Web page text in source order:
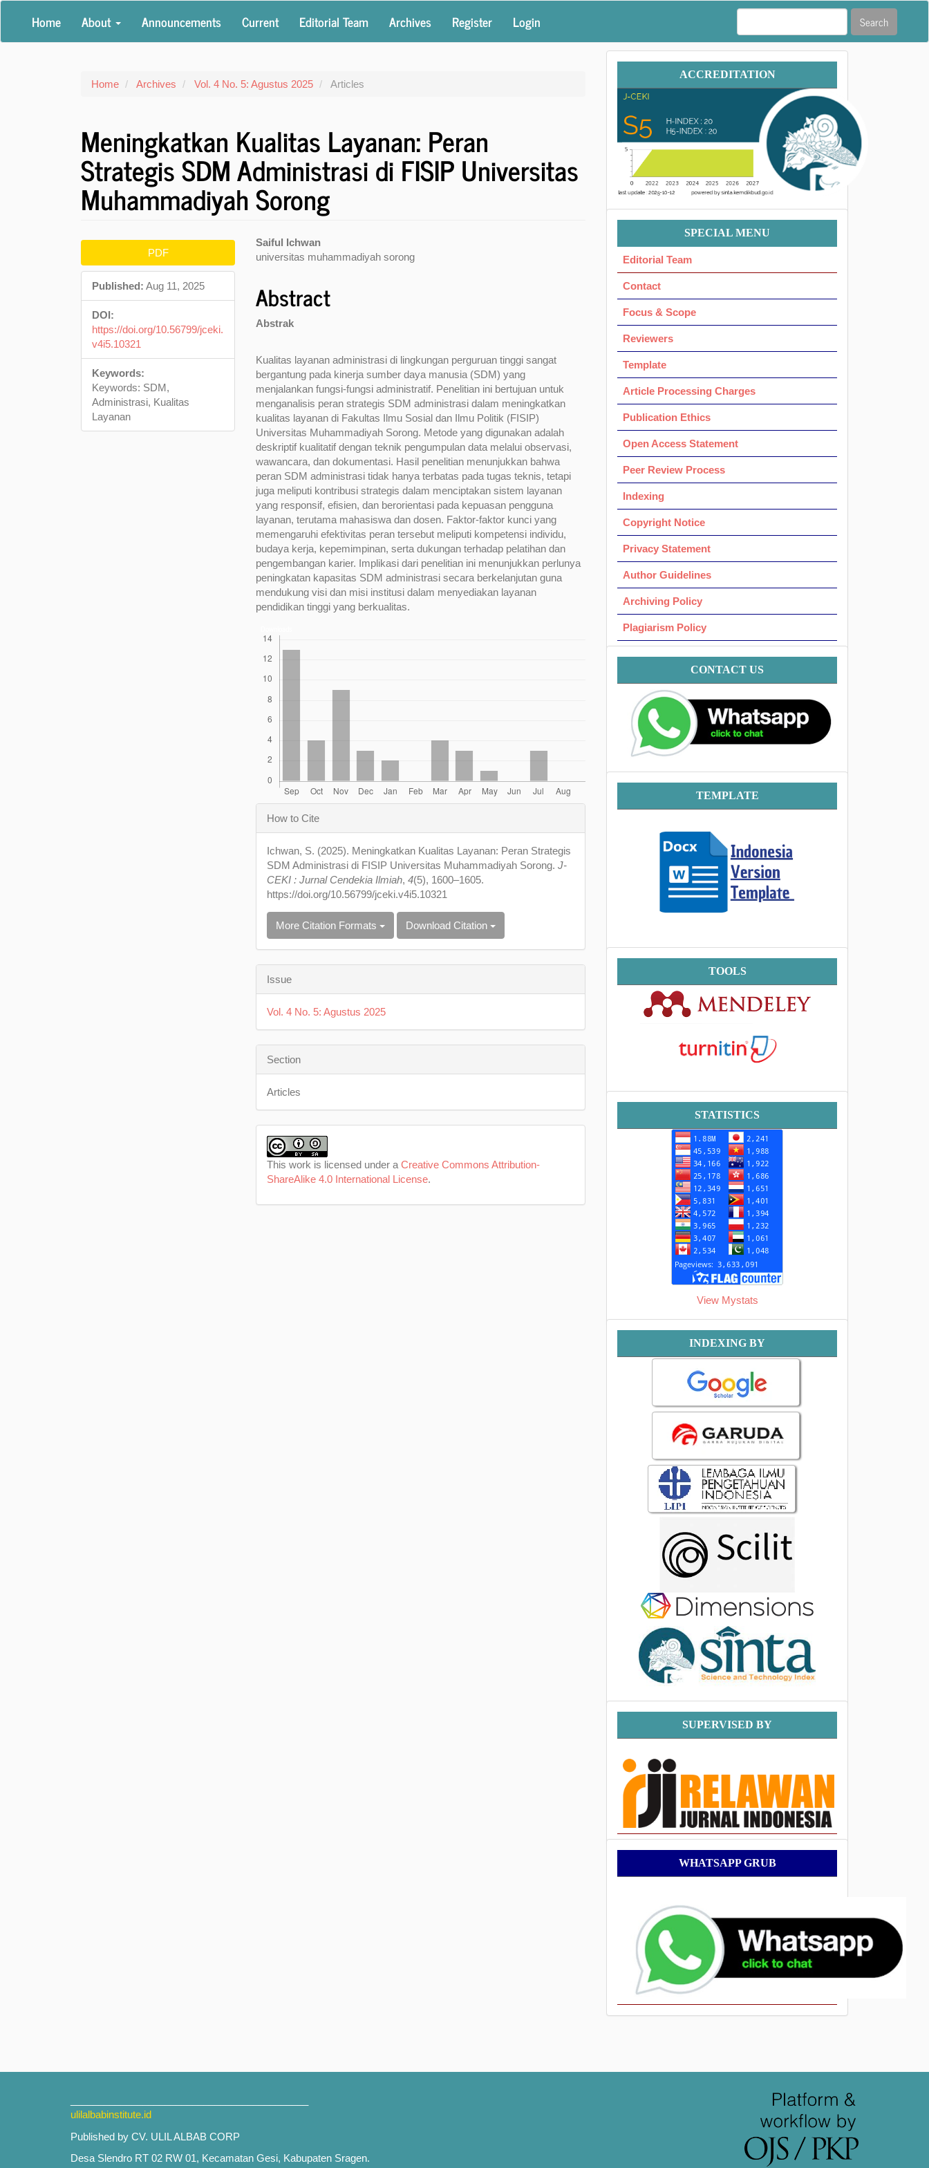
Navigation
Home About Announcements Current Editorial Team Archives Register Login Search
Home Archives Vol. 4 No. 5: Agustus 2025 Articles
Meningkatkan Kualitas Layanan: Peran
Strategis SDM Administrasi di FISIP Universitas
Muhammadiyah Sorong
Article
Sidebar PDF
Published: Aug 11, 2025
DOI:
https://doi.org/10.56799/jceki.
v4i5.10321
Keywords:
Keywords: SDM,
Administrasi, Kualitas
Layanan
Main
Article
Content
Saiful Ichwan
universitas muhammadiyah sorong
Abstract
Abstrak
Kualitas layanan administrasi di lingkungan perguruan tinggi sangat
bergantung pada kinerja sumber daya manusia (SDM) yang
menjalankan fungsi-fungsi administratif. Penelitian ini bertujuan untuk
menganalisis peran strategis SDM administrasi dalam meningkatkan
kualitas layanan di Fakultas Ilmu Sosial dan Ilmu Politik (FISIP)
Universitas Muhammadiyah Sorong. Metode yang digunakan adalah
deskriptif kualitatif dengan teknik pengumpulan data melalui observasi,
wawancara, dan dokumentasi. Hasil penelitian menunjukkan bahwa
peran SDM administrasi tidak hanya terbatas pada tugas teknis, tetapi
juga meliputi kontribusi strategis dalam menciptakan sistem layanan
yang responsif, efisien, dan berorientasi pada kepuasan pengguna
layanan, terutama mahasiswa dan dosen. Faktor-faktor kunci yang
memengaruhi efektivitas peran tersebut meliputi kompetensi individu,
budaya kerja, kepemimpinan, serta dukungan terhadap pelatihan dan
pengembangan karier. Implikasi dari penelitian ini menunjukkan perlunya
peningkatan kapasitas SDM administrasi secara berkelanjutan guna
mendukung visi dan misi institusi dalam menyediakan layanan
pendidikan tinggi yang berkualitas.
Article
Details
How to Cite
Ichwan, S. (2025). Meningkatkan Kualitas Layanan: Peran Strategis
SDM Administrasi di FISIP Universitas Muhammadiyah Sorong.J-
CEKI : Jurnal Cendekia Ilmiah,4(5), 1600–1605.
https://doi.org/10.56799/jceki.v4i5.10321
More Citation Formats Download Citation
Issue
Vol. 4 No. 5: Agustus 2025
Section
Articles
This work is licensed under aCreative Commons Attribution-
ShareAlike 4.0 International License.
Accreditation
ACCREDITATION
Menu
Ok
SPECIAL MENU
Editorial Team
Contact
Focus & Scope
Reviewers
Template
Article Processing Charges
Publication Ethics
Open Access Statement
Peer Review Process
Indexing
Copyright Notice
Privacy Statement
Author Guidelines
Archiving Policy
Plagiarism Policy
Contact CONTACT US
TemplateTEMPLATE
Tools TOOLS
Statistik STATISTICS
View Mystats
IndexingINDEXING BY
Supervised
By
SUPERVISED BY
WhatsApp
Grub
WHATSAPP GRUB
ulilalbabinstitute.id
Published by CV. ULIL ALBAB CORP
Desa Slendro RT 02 RW 01, Kecamatan Gesi, Kabupaten Sragen.